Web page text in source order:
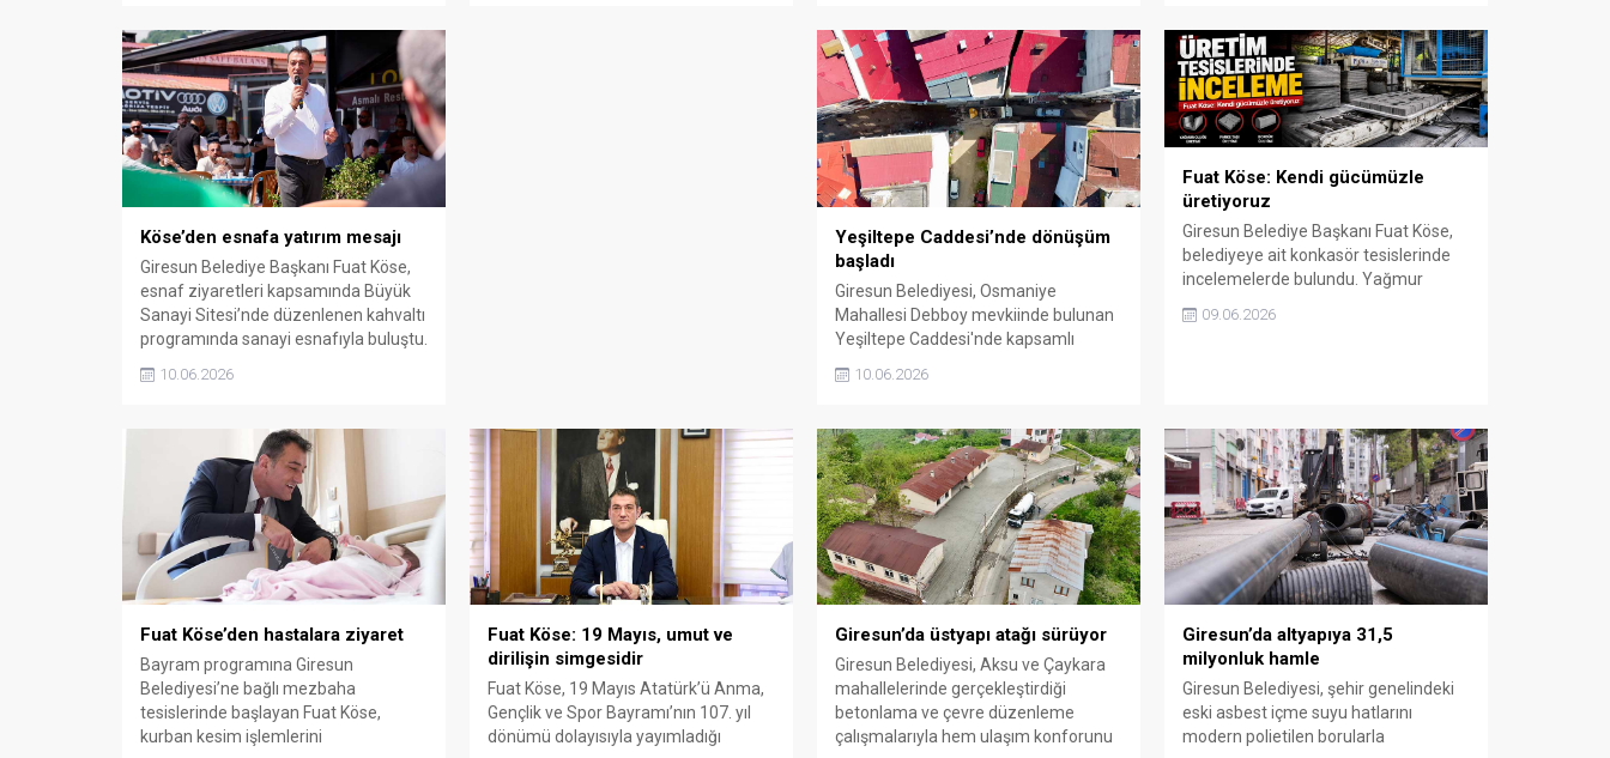
mutluluğunu yaşadı.
Köse’den esnafa yatırım mesajı
Giresun Belediye Başkanı Fuat Köse,
esnaf ziyaretleri kapsamında Büyük
Sanayi Sitesi’nde düzenlenen kahvaltı
programında sanayi esnafıyla buluştu.
merkezlerinden biri olan bölgede
dinleyen Köse, üretim ve istihdam
sağlayan işletmelerin her zaman
yanında olduklarını ifade etti. Başkan
Köse, ekonomik şartların zorlaştığı bir
dönemde üretmeye devam...
10.06.2026
Yeşiltepe Caddesi’nde dönüşüm
başladı
Giresun Belediyesi, Osmaniye
Mahallesi Debboy mevkiinde bulunan
Yeşiltepe Caddesi'nde kapsamlı
yıllardır bakım görmeyen caddenin ilk
bir görünüme kavuşturulacak.
10.06.2026
Fuat Köse: Kendi gücümüzle
üretiyoruz
Giresun Belediye Başkanı Fuat Köse,
belediyeye ait konkasör tesislerinde
incelemelerde bulundu. Yağmur
oluğu, parke taşı ve bordür üretiminin
aralıksız sürdüğünü belirten Köse,
09.06.2026
Fuat Köse’den hastalara ziyaret
Bayram programına Giresun
Belediyesi’ne bağlı mezbaha
tesislerinde başlayan Fuat Köse,
kurban kesim işlemlerini
Fuat Köse: 19 Mayıs, umut ve
dirilişin simgesidir
Fuat Köse, 19 Mayıs Atatürk’ü Anma,
Gençlik ve Spor Bayramı’nın 107. yıl
dönümü dolayısıyla yayımladığı
Giresun’da üstyapı atağı sürüyor
Giresun Belediyesi, Aksu ve Çaykara
mahallelerinde gerçekleştirdiği
betonlama ve çevre düzenleme
çalışmalarıyla hem ulaşım konforunu
Giresun’da altyapıya 31,5
milyonluk hamle
Giresun Belediyesi, şehir genelindeki
eski asbest içme suyu hatlarını
modern polietilen borularla